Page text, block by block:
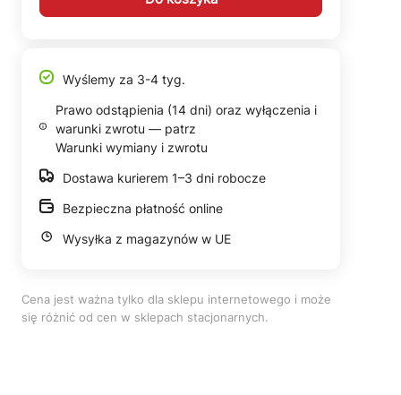
Wyślemy za 3-4 tyg.
Prawo odstąpienia (14 dni) oraz wyłączenia i
warunki zwrotu — patrz
Warunki wymiany i zwrotu
Dostawa kurierem 1–3 dni robocze
Bezpieczna płatność online
Wysyłka z magazynów w UE
Cena jest ważna tylko dla sklepu internetowego i może
się różnić od cen w sklepach stacjonarnych.